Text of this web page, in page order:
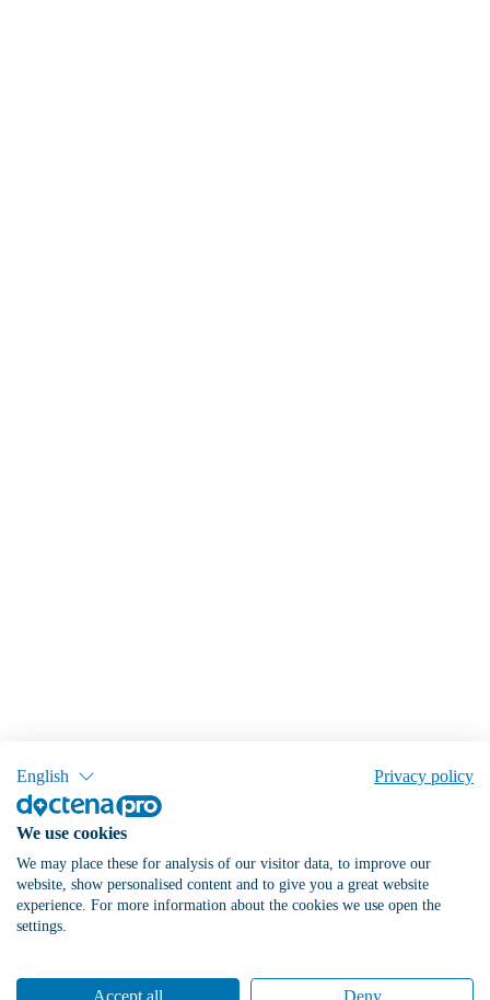
English Privacy policy
We use cookies
We may place these for analysis of our visitor data, to improve our
website, show personalised content and to give you a great website
experience. For more information about the cookies we use open the
settings.
Accept all Deny